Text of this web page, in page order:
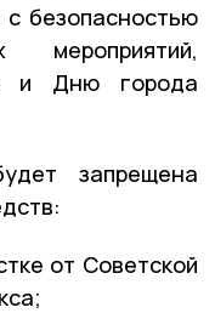
с безопасностью
мероприятий,
и Дню города
запрещена
от Советской